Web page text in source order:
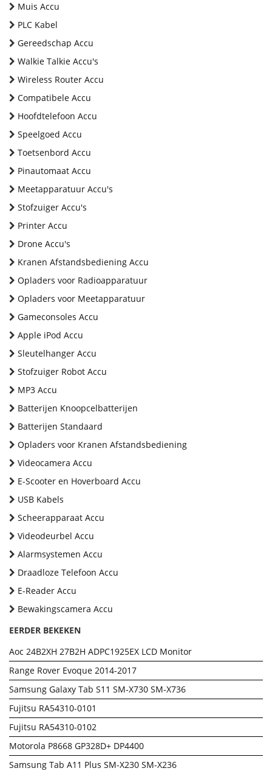
Muis Accu
PLC Kabel
Gereedschap Accu
Walkie Talkie Accu's
Wireless Router Accu
Compatibele Accu
Hoofdtelefoon Accu
Speelgoed Accu
Toetsenbord Accu
Pinautomaat Accu
Meetapparatuur Accu's
Stofzuiger Accu's
Printer Accu
Drone Accu's
Kranen Afstandsbediening Accu
Opladers voor Radioapparatuur
Opladers voor Meetapparatuur
Gameconsoles Accu
Apple iPod Accu
Sleutelhanger Accu
Stofzuiger Robot Accu
MP3 Accu
Batterijen Knoopcelbatterijen
Batterijen Standaard
Opladers voor Kranen Afstandsbediening
Videocamera Accu
E-Scooter en Hoverboard Accu
USB Kabels
Scheerapparaat Accu
Videodeurbel Accu
Alarmsystemen Accu
Draadloze Telefoon Accu
E-Reader Accu
Bewakingscamera Accu
EERDER BEKEKEN
Aoc 24B2XH 27B2H ADPC1925EX LCD Monitor
Range Rover Evoque 2014-2017
Samsung Galaxy Tab S11 SM-X730 SM-X736
Fujitsu RA54310-0101
Fujitsu RA54310-0102
Motorola P8668 GP328D+ DP4400
Samsung Tab A11 Plus SM-X230 SM-X236